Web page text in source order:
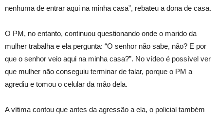
nenhuma de entrar aqui na minha casa”, rebateu a dona de casa.
O PM, no entanto, continuou questionando onde o marido da
mulher trabalha e ela pergunta: “O senhor não sabe, não? E por
que o senhor veio aqui na minha casa?”. No vídeo é possível ver
que mulher não conseguiu terminar de falar, porque o PM a
agrediu e tomou o celular da mão dela.
A vítima contou que antes da agressão a ela, o policial também